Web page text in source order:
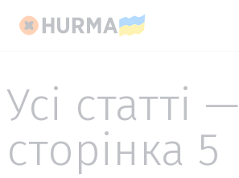
Усі статті —
сторінка 5